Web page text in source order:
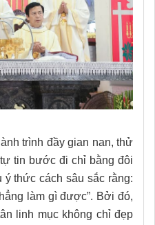
trình đầy gian nan, thử
tin bước đi chỉ bằng đôi
thức cách sâu sắc rằng:
làm gì được”. Bởi đó,
linh mục không chỉ đẹp